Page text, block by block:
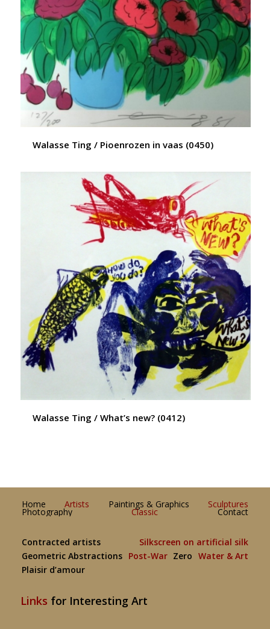
Walasse Ting / Pioenrozen in vaas (0450)
Walasse Ting / What’s new? (0412)
Home Artists Paintings & Graphics Sculptures
Photography Classic Contact
Contracted artists
Silkscreen on artificial silk
Geometric Abstractions
Post-War Zero Water & Art
Plaisir d’amour
Links for Interesting Art